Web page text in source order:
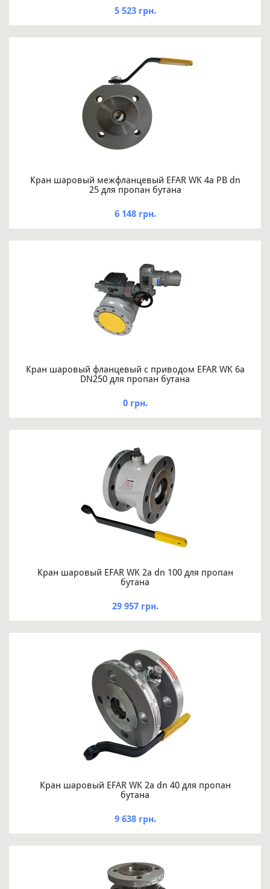
5 523 грн.
Кран шаровый межфланцевый EFAR WK 4a PB dn
25 для пропан бутана
6 148 грн.
Кран шаровый фланцевый с приводом EFAR WK 6a
DN250 для пропан бутана
0 грн.
Кран шаровый EFAR WK 2a dn 100 для пропан
бутана
29 957 грн.
Кран шаровый EFAR WK 2a dn 40 для пропан
бутана
9 638 грн.